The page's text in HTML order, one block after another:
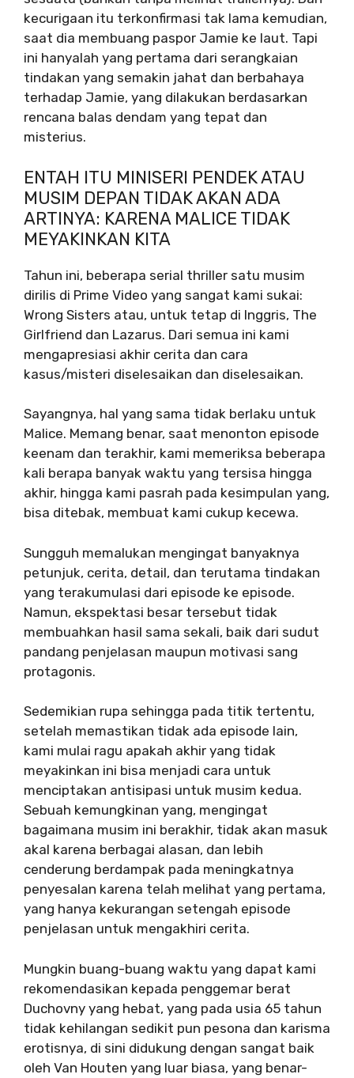
kecurigaan itu terkonfirmasi tak lama kemudian,
saat dia membuang paspor Jamie ke laut. Tapi
ini hanyalah yang pertama dari serangkaian
tindakan yang semakin jahat dan berbahaya
terhadap Jamie, yang dilakukan berdasarkan
rencana balas dendam yang tepat dan
misterius.
ENTAH ITU MINISERI PENDEK ATAU
MUSIM DEPAN TIDAK AKAN ADA
ARTINYA: KARENA MALICE TIDAK
MEYAKINKAN KITA
Tahun ini, beberapa serial thriller satu musim
dirilis di Prime Video yang sangat kami sukai:
Wrong Sisters atau, untuk tetap di Inggris, The
Girlfriend dan Lazarus. Dari semua ini kami
mengapresiasi akhir cerita dan cara
kasus/misteri diselesaikan dan diselesaikan.
Sayangnya, hal yang sama tidak berlaku untuk
Malice. Memang benar, saat menonton episode
keenam dan terakhir, kami memeriksa beberapa
kali berapa banyak waktu yang tersisa hingga
akhir, hingga kami pasrah pada kesimpulan yang,
bisa ditebak, membuat kami cukup kecewa.
Sungguh memalukan mengingat banyaknya
petunjuk, cerita, detail, dan terutama tindakan
yang terakumulasi dari episode ke episode.
Namun, ekspektasi besar tersebut tidak
membuahkan hasil sama sekali, baik dari sudut
pandang penjelasan maupun motivasi sang
protagonis.
Sedemikian rupa sehingga pada titik tertentu,
setelah memastikan tidak ada episode lain,
kami mulai ragu apakah akhir yang tidak
meyakinkan ini bisa menjadi cara untuk
menciptakan antisipasi untuk musim kedua.
Sebuah kemungkinan yang, mengingat
bagaimana musim ini berakhir, tidak akan masuk
akal karena berbagai alasan, dan lebih
cenderung berdampak pada meningkatnya
penyesalan karena telah melihat yang pertama,
yang hanya kekurangan setengah episode
penjelasan untuk mengakhiri cerita.
Mungkin buang-buang waktu yang dapat kami
rekomendasikan kepada penggemar berat
Duchovny yang hebat, yang pada usia 65 tahun
tidak kehilangan sedikit pun pesona dan karisma
erotisnya, di sini didukung dengan sangat baik
oleh Van Houten yang luar biasa, yang benar-